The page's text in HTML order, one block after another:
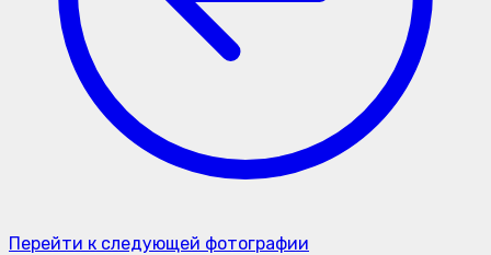
Перейти к следующей фотографии